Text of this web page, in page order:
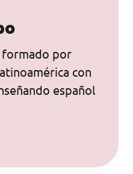
formado por
con
español